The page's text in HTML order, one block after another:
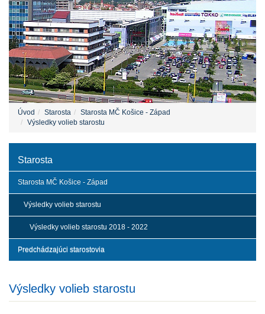
Úvod Starosta
Starosta MČ Košice - Západ
Výsledky volieb starostu
Starosta
Starosta MČ Košice - Západ
Výsledky volieb starostu
Výsledky volieb starostu 2018 - 2022
Predchádzajúci starostovia
Výsledky volieb starostu